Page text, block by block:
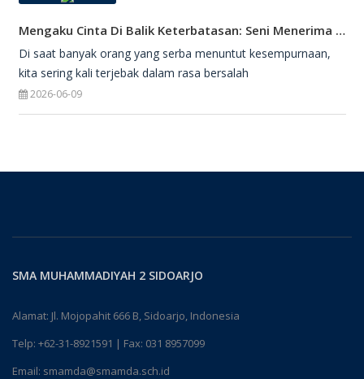
Mengaku Cinta Di Balik Keterbatasan: Seni Menerima Diri Di Hadapan Ilahi
Di saat banyak orang yang serba menuntut kesempurnaan,
kita sering kali terjebak dalam rasa bersalah
2026-06-09
SMA MUHAMMADIYAH 2 SIDOARJO
Alamat: Jl. Mojopahit 666 B, Sidoarjo, Indonesia
Telp: +62-31-8921591 | Fax: 031 8957099
Email: smamda@smamda.sch.id